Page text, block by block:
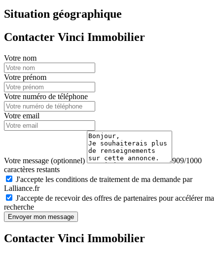
Situation géographique
Contacter Vinci Immobilier
Votre nom
Votre prénom
Votre numéro de téléphone
Votre email
Votre message (optionnel)
909/1000
caractères restants
J'accepte les conditions de traitement de ma demande par
Lalliance.fr
J'accepte de recevoir des offres de partenaires pour accélérer ma
recherche
Envoyer mon message
Contacter Vinci Immobilier